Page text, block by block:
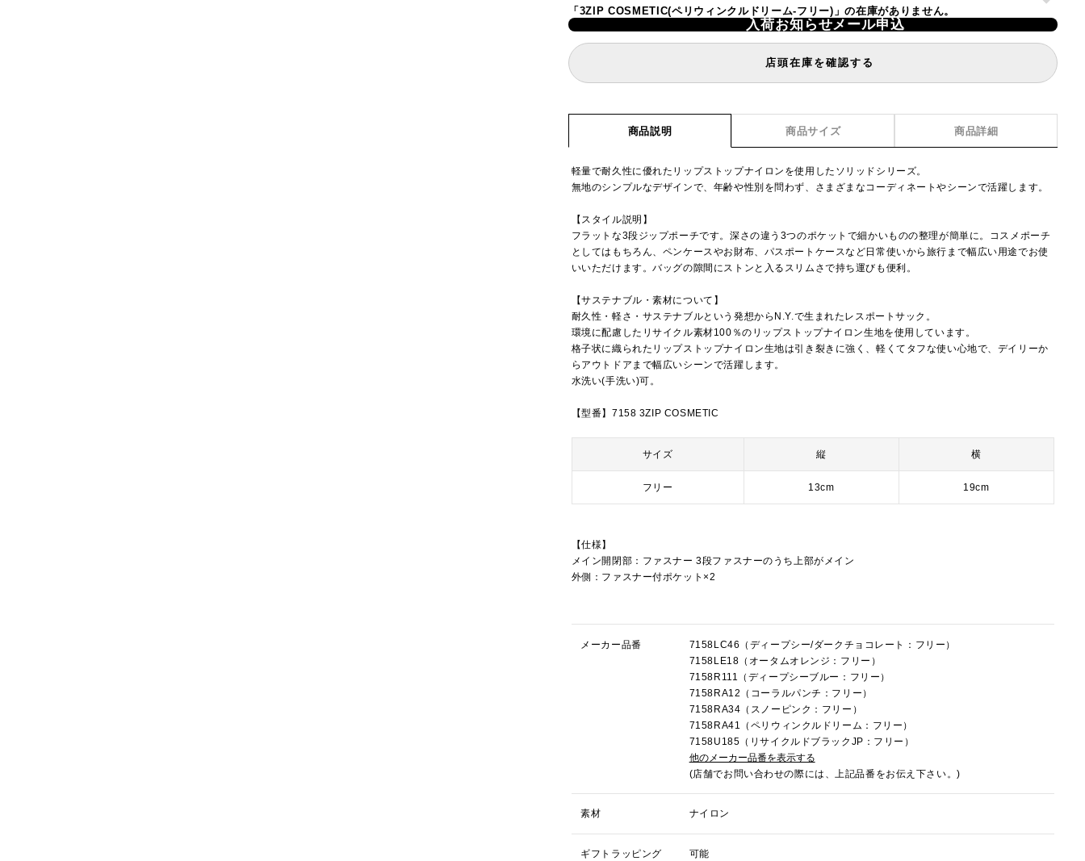
「3ZIP COSMETIC(ペリウィンクルドリーム-フリー)」の在庫がありません。
入荷お知らせメール申込
店頭在庫を確認する
商品説明 商品サイズ 商品詳細
軽量で耐久性に優れたリップストップナイロンを使用したソリッドシリーズ。
無地のシンプルなデザインで、年齢や性別を問わず、さまざまなコーディネートやシーンで活躍します。
【スタイル説明】
フラットな3段ジップポーチです。深さの違う3つのポケットで細かいものの整理が簡単に。コスメポーチ
としてはもちろん、ペンケースやお財布、パスポートケースなど日常使いから旅行まで幅広い用途でお使
いいただけます。バッグの隙間にストンと入るスリムさで持ち運びも便利。
【サステナブル・素材について】
耐久性・軽さ・サステナブルという発想からN.Y.で生まれたレスポートサック。
環境に配慮したリサイクル素材100％のリップストップナイロン生地を使用しています。
格子状に織られたリップストップナイロン生地は引き裂きに強く、軽くてタフな使い心地で、デイリーか
らアウトドアまで幅広いシーンで活躍します。
水洗い(手洗い)可。
【型番】7158 3ZIP COSMETIC
サイズ 縦 横
フリー 13cm 19cm
【仕様】
メイン開閉部：ファスナー 3段ファスナーのうち上部がメイン
外側：ファスナー付ポケット×2
メーカー品番
7158LC46（ディープシー/ダークチョコレート：フリー）
7158LE18（オータムオレンジ：フリー）
7158R111（ディープシーブルー：フリー）
7158RA12（コーラルパンチ：フリー）
7158RA34（スノーピンク：フリー）
7158RA41（ペリウィンクルドリーム：フリー）
7158U185（リサイクルドブラックJP：フリー）
他のメーカー品番を表示する
(店舗でお問い合わせの際には、上記品番をお伝え下さい。)
素材 ナイロン
ギフトラッピング 可能